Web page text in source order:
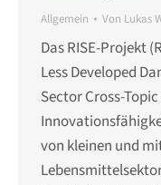
Allgemein Von Lukas
Das RISE-Projekt
Less Developed
Sector Cross-
von kleinen und